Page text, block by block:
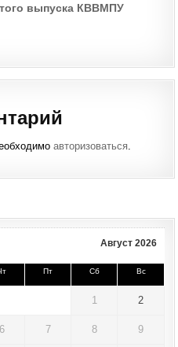
выпуска КВВМПУ
авторизоваться.
Август 2026
Пт Сб Вс
1 2
6 7 8 9